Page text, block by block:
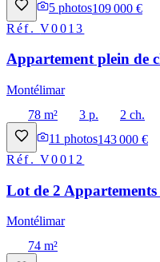
5 photos109 000 €
Réf.V0013
Appartement plein de
Montélimar
78 m²
3 p.
2 ch.
11 photos143 000 €
Réf.V0012
Lot de 2
Montélimar
74 m²